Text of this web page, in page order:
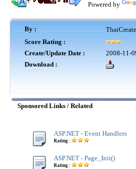
Powered by
By :
Score Rating :
Create/Update Date :
2008-11-
Download :
Sponsored Links / Related
ASP.NET - Event Handlers
Rating :
ASP.NET - Page_Init()
Rating :